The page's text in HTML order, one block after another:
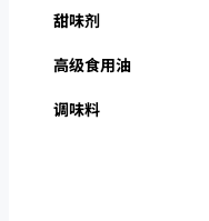
甜味剂
高级食用油
调味料